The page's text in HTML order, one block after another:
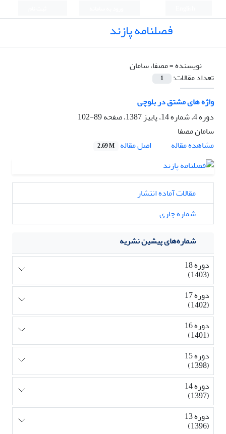
فصلنامه پازند
نویسنده =مصفا، سامان
تعداد مقالات:
1
واژه های مشتق در بلوچی
دوره 4، شماره 14، پاییز 1387، صفحه
89-102
سامان مصفا
مشاهده مقاله
اصل مقاله 2.69 M
مقالات آماده انتشار
شماره جاری
شماره‌های پیشین نشریه
دوره 18
(1403)
دوره 17
(1402)
دوره 16
(1401)
دوره 15
(1398)
دوره 14
(1397)
دوره 13
(1396)